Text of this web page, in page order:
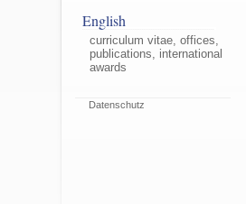
English
curriculum vitae, offices,
publications, international
awards
Datenschutz